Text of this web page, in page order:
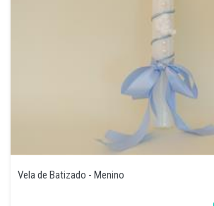
Vela de Batizado - Menino